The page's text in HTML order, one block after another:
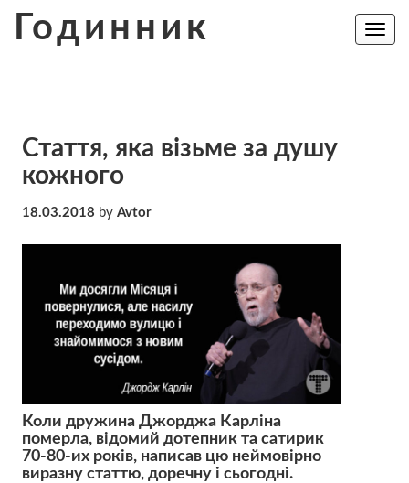
Годинник
Toggle
Стаття, яка візьме за душу
кожного
18.03.2018 by Avtor
Коли дружина Джорджа Карліна
померла, відомий дотепник та сатирик
70-80-их років, написав цю неймовірно
виразну статтю, доречну і сьогодні.